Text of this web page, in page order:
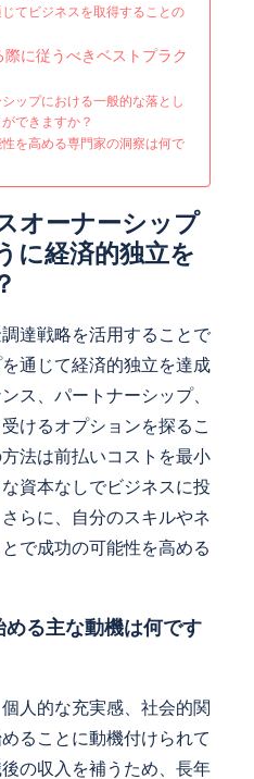
てビジネスを取得することの
に従うべきベストプラク
ップにおける一般的な落とし
できますか？
を高める専門家の洞察は何で
オーナーシップ
に経済的独立を
達戦略を活用することで
通じて経済的独立を達成
ス、パートナーシップ、
けるオプションを探るこ
法は前払いコストを最小
資本なしでビジネスに投
らに、自分のスキルやネ
で成功の可能性を高める
る主な動機は何です
人的な充実感、社会的関
ることに動機付けられて
の収入を補うため、長年